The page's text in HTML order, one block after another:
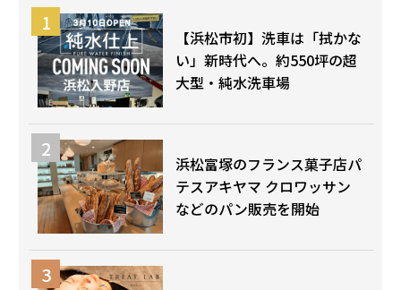
【浜松市初】洗車は「拭かな
い」新時代へ。約550坪の超
大型・純水洗車場
浜松富塚のフランス菓子店パ
テスアキヤマ クロワッサン
などのパン販売を開始